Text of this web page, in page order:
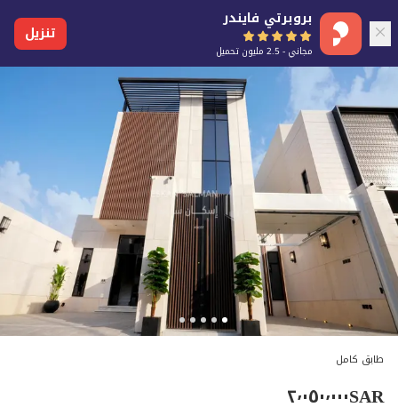
بروبرتي فايندر
مجاني - 2.5 مليون تحميل
تنزيل
طابق كامل
SAR٢٬٠٥٠٬٠٠٠